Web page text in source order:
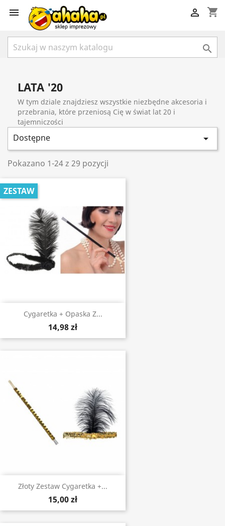
 shopping_cart


LATA '20
W tym dziale znajdziesz wszystkie niezbędne akcesoria i
przebrania, które przeniosą Cię w świat lat 20 i
tajemniczości
Dostępne 
Pokazano 1-24 z 29 pozycji
Cygaretka + Opaska Z...
14,98 zł
ZESTAW
Złoty Zestaw Cygaretka +...
15,00 zł